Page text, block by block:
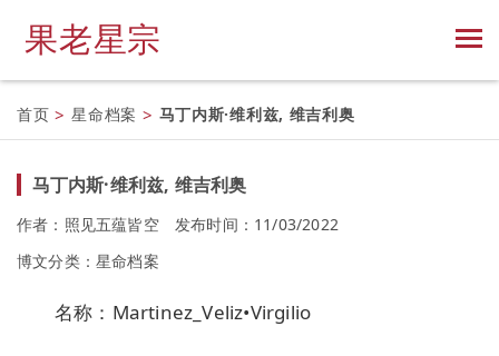
果老星宗
首页 > 星命档案 > 马丁内斯·维利兹, 维吉利奥
马丁内斯·维利兹, 维吉利奥
作者：照见五蕴皆空
发布时间：11/03/2022
博文分类： 星命档案
名称：Martinez_Veliz•Virgilio